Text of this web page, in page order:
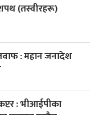
(तस्वीरहरू)
: महान जनादेश
: भीआईपीका